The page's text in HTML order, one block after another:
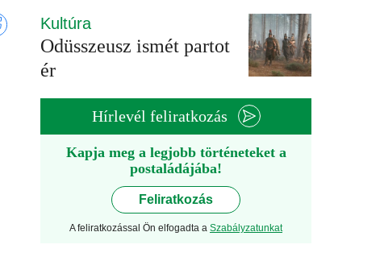
Kultúra
Odüsszeusz ismét partot
ér
Hírlevél feliratkozás
Kapja meg a legjobb történeteket a
postaládájába!
Feliratkozás
A feliratkozással Ön elfogadta a Szabályzatunkat